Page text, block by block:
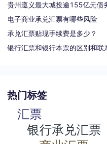
电子商业承兑汇票有哪些风险
承兑汇票贴现手续费是多少？
热门标签
汇票
银行承兑汇票